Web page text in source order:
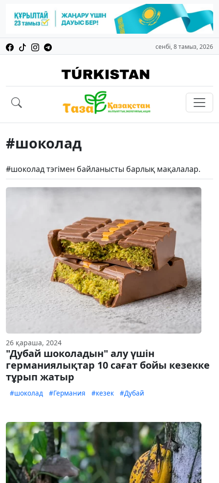
сенбі, 8 тамыз, 2026
#шоколад
#шоколад тэгімен байланысты барлық мақалалар.
26 қараша, 2024
"Дубай шоколадын" алу үшін
германиялықтар 10 сағат бойы кезекке
тұрып жатыр
#шоколад #Германия #кезек #Дубай